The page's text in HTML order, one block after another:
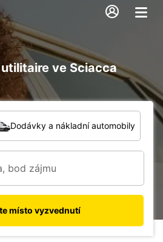
ve Sciacca
Dodávky a nákladní automobily
místo vyzvednutí